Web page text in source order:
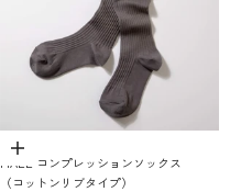
オプションを選択
MAEÉ コンプレッションソックス
（コットンリブタイプ）